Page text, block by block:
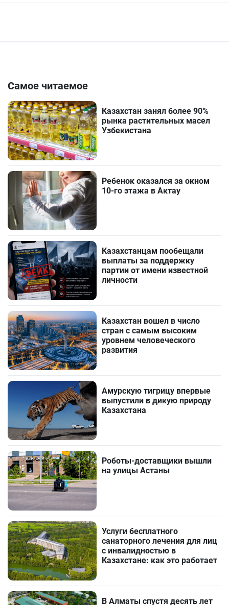
Самое читаемое
Казахстан занял более 90%
рынка растительных масел
Узбекистана
Ребенок оказался за окном
10-го этажа в Актау
Казахстанцам пообещали
выплаты за поддержку
партии от имени известной
личности
Казахстан вошел в число
стран с самым высоким
уровнем человеческого
развития
Амурскую тигрицу впервые
выпустили в дикую природу
Казахстана
Роботы-доставщики вышли
на улицы Астаны
Услуги бесплатного
санаторного лечения для лиц
с инвалидностью в
Казахстане: как это работает
В Алматы спустя десять лет